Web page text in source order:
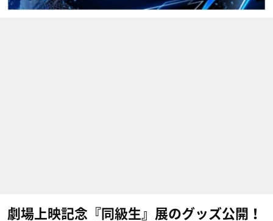
劇場上映記念『同級生』展のグッズ公開！